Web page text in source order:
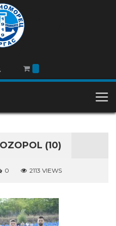
(10)
0 2113 VIEWS